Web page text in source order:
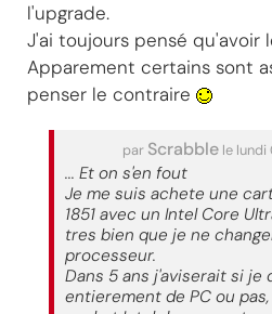
l'upgrade.
J'ai toujours pensé qu'avoir
Apparement certains sont
penser le contraire
par Scrabble le lundi
... Et on s'en fout
Je me suis achete une
1851 avec un Intel Core
tres bien que je ne
processeur.
Dans 5 ans j'aviserait si je
entierement de PC ou